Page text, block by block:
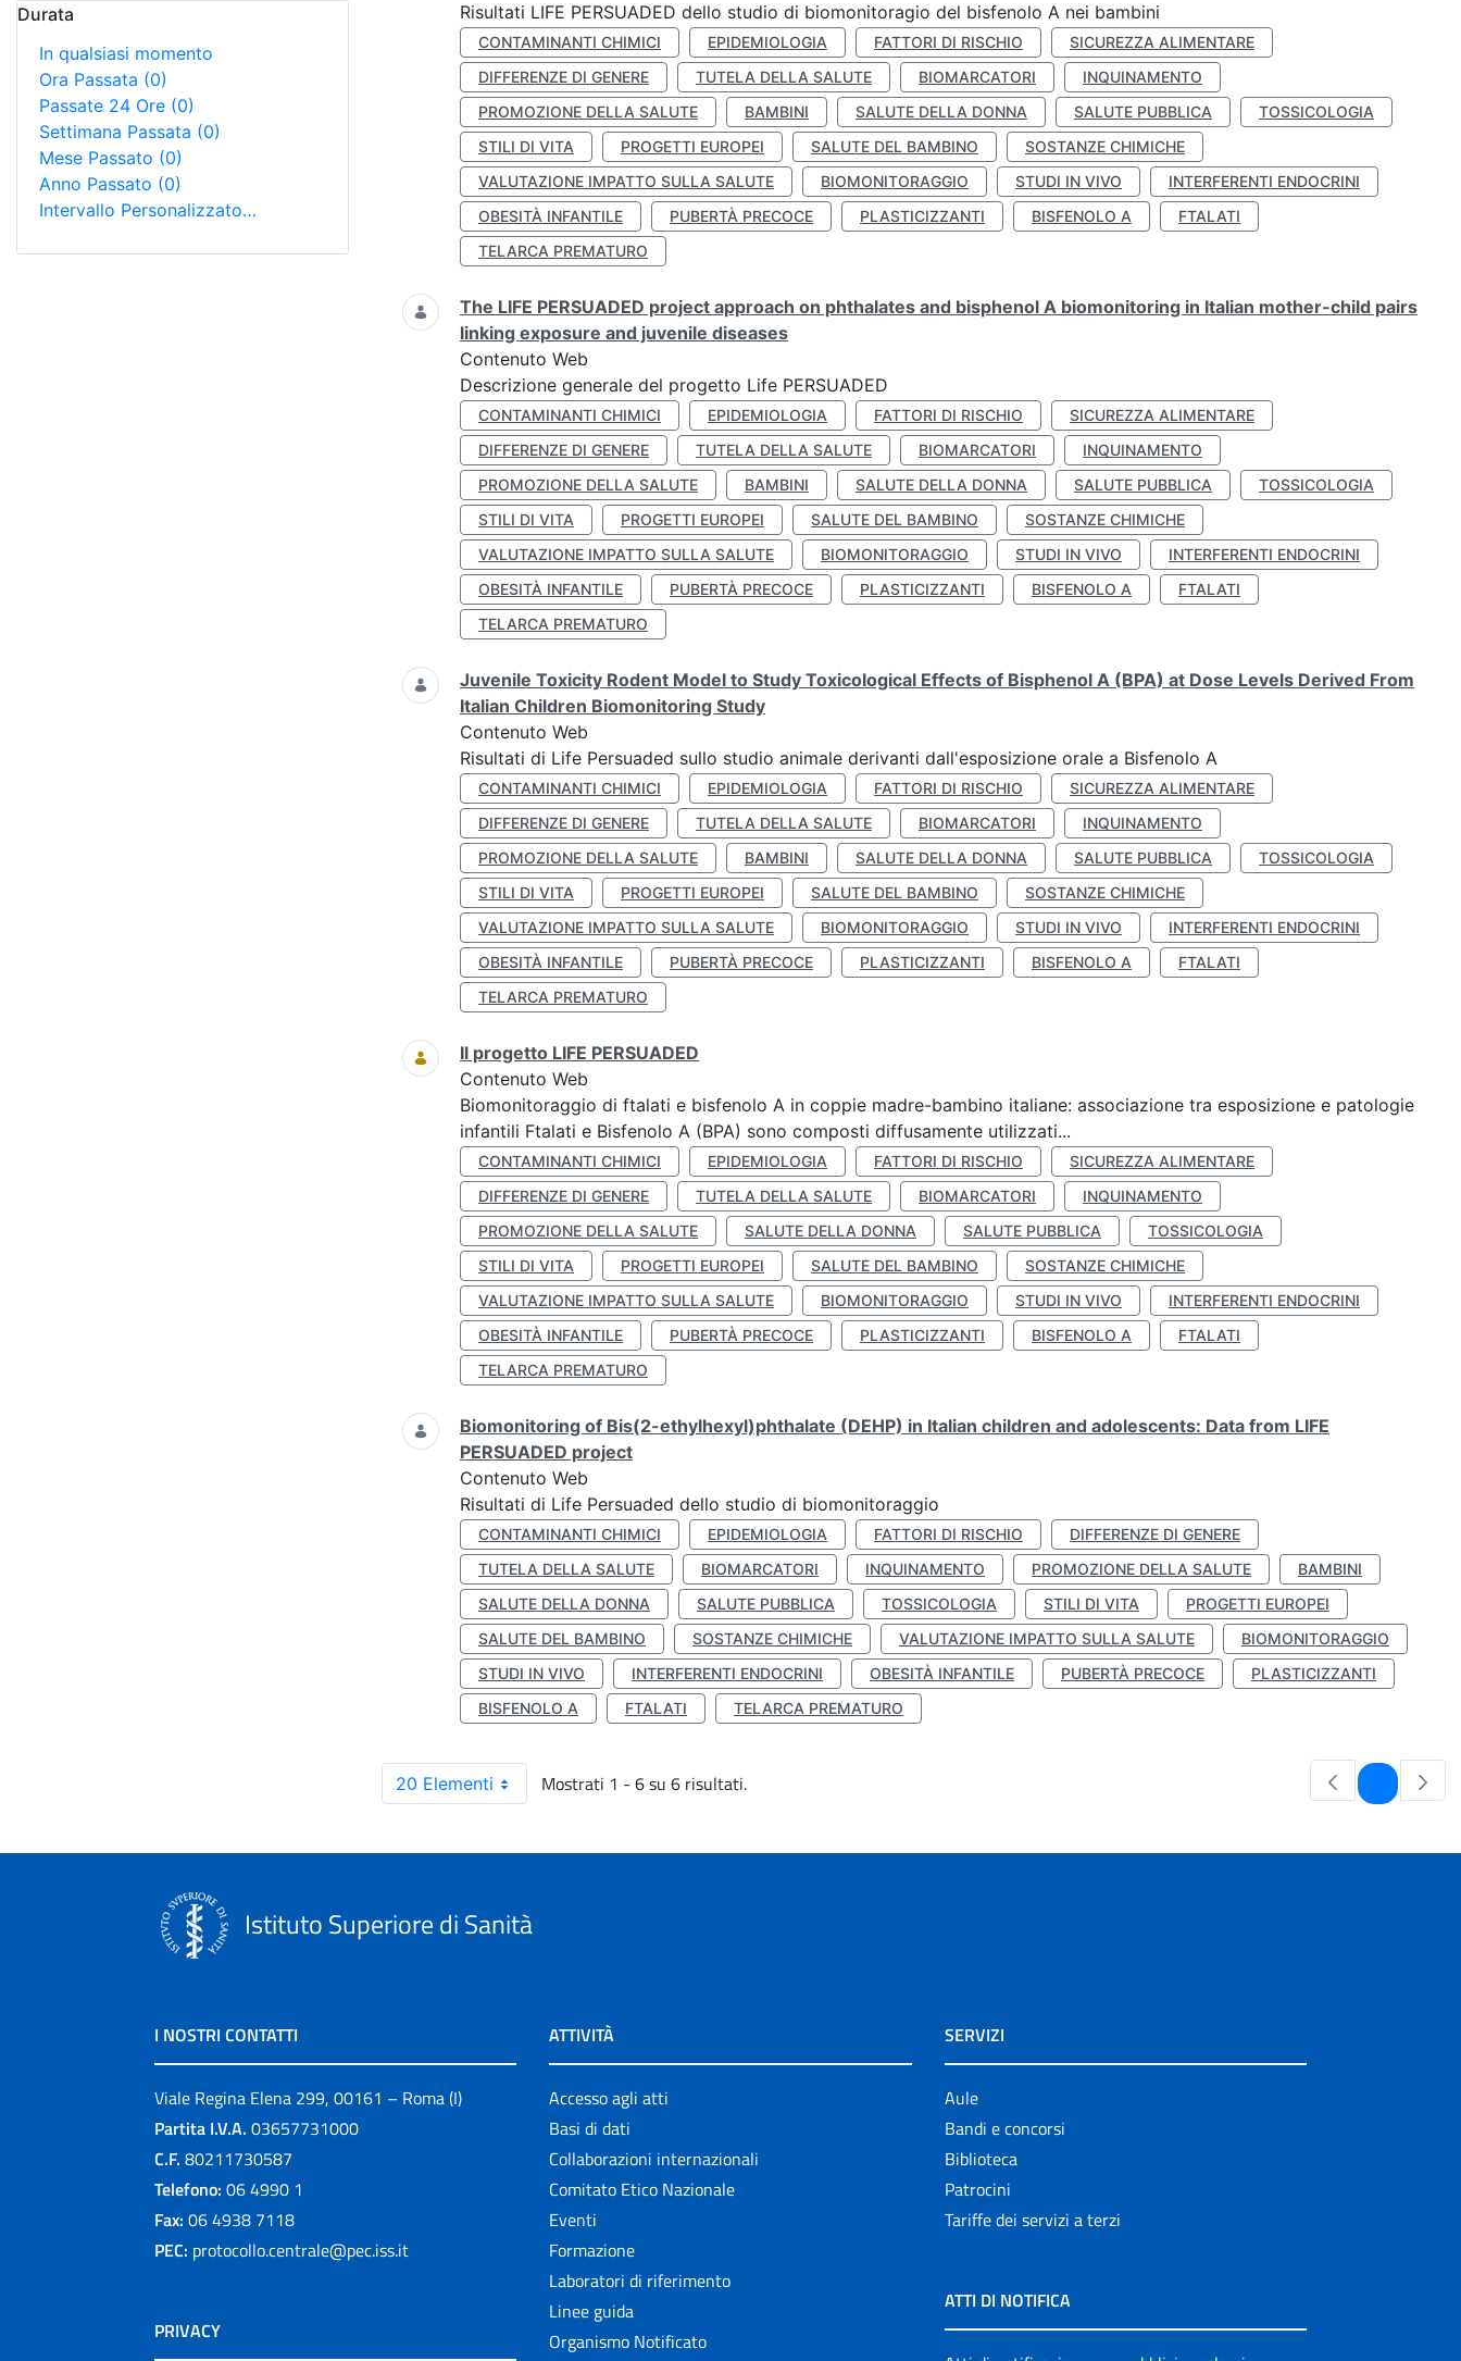
Durata
In qualsiasi momento
Ora Passata (0)
Passate 24 Ore (0)
Settimana Passata (0)
Mese Passato (0)
Anno Passato (0)
Intervallo Personalizzato…
Risultati LIFE PERSUADED dello studio di biomonitoragio del bisfenolo A nei bambini
CONTAMINANTI CHIMICI EPIDEMIOLOGIA FATTORI DI RISCHIO
SICUREZZA ALIMENTARE
DIFFERENZE DI GENERE
TUTELA DELLA SALUTE BIOMARCATORI
INQUINAMENTO
PROMOZIONE DELLA SALUTE
BAMBINI SALUTE DELLA DONNA SALUTE PUBBLICA
TOSSICOLOGIA
STILI DI VITA
PROGETTI EUROPEI SALUTE DEL BAMBINO
SOSTANZE CHIMICHE
VALUTAZIONE IMPATTO SULLA SALUTE
BIOMONITORAGGIO STUDI IN VIVO
INTERFERENTI ENDOCRINI
OBESITÀ INFANTILE
PUBERTÀ PRECOCE PLASTICIZZANTI BISFENOLO A
FTALATI
TELARCA PREMATURO
The LIFE PERSUADED project approach on phthalates and bisphenol A biomonitoring in Italian mother-child pairs
linking exposure and juvenile diseases
Contenuto Web
Descrizione generale del progetto Life PERSUADED
CONTAMINANTI CHIMICI EPIDEMIOLOGIA FATTORI DI RISCHIO
SICUREZZA ALIMENTARE
DIFFERENZE DI GENERE
TUTELA DELLA SALUTE BIOMARCATORI
INQUINAMENTO
PROMOZIONE DELLA SALUTE
BAMBINI SALUTE DELLA DONNA SALUTE PUBBLICA
TOSSICOLOGIA
STILI DI VITA
PROGETTI EUROPEI SALUTE DEL BAMBINO
SOSTANZE CHIMICHE
VALUTAZIONE IMPATTO SULLA SALUTE
BIOMONITORAGGIO STUDI IN VIVO
INTERFERENTI ENDOCRINI
OBESITÀ INFANTILE
PUBERTÀ PRECOCE PLASTICIZZANTI BISFENOLO A
FTALATI
TELARCA PREMATURO
Juvenile Toxicity Rodent Model to Study Toxicological Effects of Bisphenol A (BPA) at Dose Levels Derived From
Italian Children Biomonitoring Study
Contenuto Web
Risultati di Life Persuaded sullo studio animale derivanti dall'esposizione orale a Bisfenolo A
CONTAMINANTI CHIMICI EPIDEMIOLOGIA FATTORI DI RISCHIO
SICUREZZA ALIMENTARE
DIFFERENZE DI GENERE
TUTELA DELLA SALUTE BIOMARCATORI
INQUINAMENTO
PROMOZIONE DELLA SALUTE
BAMBINI SALUTE DELLA DONNA SALUTE PUBBLICA
TOSSICOLOGIA
STILI DI VITA
PROGETTI EUROPEI SALUTE DEL BAMBINO
SOSTANZE CHIMICHE
VALUTAZIONE IMPATTO SULLA SALUTE
BIOMONITORAGGIO STUDI IN VIVO
INTERFERENTI ENDOCRINI
OBESITÀ INFANTILE
PUBERTÀ PRECOCE PLASTICIZZANTI BISFENOLO A
FTALATI
TELARCA PREMATURO
Il progetto LIFE PERSUADED
Contenuto Web
Biomonitoraggio di ftalati e bisfenolo A in coppie madre-bambino italiane: associazione tra esposizione e patologie
infantili Ftalati e Bisfenolo A (BPA) sono composti diffusamente utilizzati...
CONTAMINANTI CHIMICI EPIDEMIOLOGIA FATTORI DI RISCHIO
SICUREZZA ALIMENTARE
DIFFERENZE DI GENERE
TUTELA DELLA SALUTE BIOMARCATORI
INQUINAMENTO
PROMOZIONE DELLA SALUTE
SALUTE DELLA DONNA SALUTE PUBBLICA
TOSSICOLOGIA
STILI DI VITA
PROGETTI EUROPEI SALUTE DEL BAMBINO
SOSTANZE CHIMICHE
VALUTAZIONE IMPATTO SULLA SALUTE
BIOMONITORAGGIO STUDI IN VIVO
INTERFERENTI ENDOCRINI
OBESITÀ INFANTILE
PUBERTÀ PRECOCE PLASTICIZZANTI BISFENOLO A
FTALATI
TELARCA PREMATURO
Biomonitoring of Bis(2-ethylhexyl)phthalate (DEHP) in Italian children and adolescents: Data from LIFE
PERSUADED project
Contenuto Web
Risultati di Life Persuaded dello studio di biomonitoraggio
CONTAMINANTI CHIMICI EPIDEMIOLOGIA FATTORI DI RISCHIO
DIFFERENZE DI GENERE
TUTELA DELLA SALUTE
BIOMARCATORI INQUINAMENTO PROMOZIONE DELLA SALUTE
BAMBINI
SALUTE DELLA DONNA
SALUTE PUBBLICA TOSSICOLOGIA STILI DI VITA
PROGETTI EUROPEI
SALUTE DEL BAMBINO
SOSTANZE CHIMICHE VALUTAZIONE IMPATTO SULLA SALUTE
BIOMONITORAGGIO
STUDI IN VIVO
INTERFERENTI ENDOCRINI OBESITÀ INFANTILE PUBERTÀ PRECOCE
PLASTICIZZANTI
BISFENOLO A
FTALATI TELARCA PREMATURO
20 Elementi Mostrati 1 - 6 su 6 risultati. Pagina
Istituto Superiore di Sanità
I NOSTRI CONTATTI
Viale Regina Elena 299, 00161 – Roma (I)
Partita I.V.A. 03657731000
C.F. 80211730587
Telefono: 06 4990 1
Fax: 06 4938 7118
PEC: protocollo.centrale@pec.iss.it
PRIVACY
ATTIVITÀ
Accesso agli atti
Basi di dati
Collaborazioni internazionali
Comitato Etico Nazionale
Eventi
Formazione
Laboratori di riferimento
Linee guida
Organismo Notificato
SERVIZI
Aule
Bandi e concorsi
Biblioteca
Patrocini
Tariffe dei servizi a terzi
ATTI DI NOTIFICA